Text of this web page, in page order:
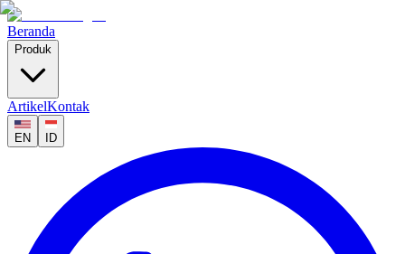
Beranda
Produk
ArtikelKontak
EN ID